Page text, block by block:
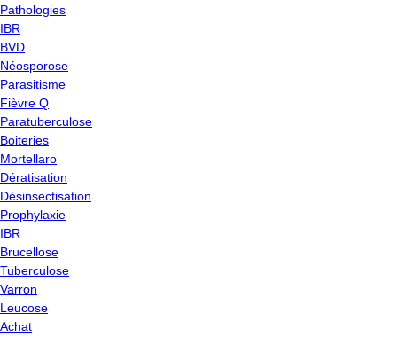
Pathologies
IBR
BVD
Néosporose
Parasitisme
Fièvre Q
Paratuberculose
Boiteries
Mortellaro
Dératisation
Désinsectisation
Prophylaxie
IBR
Brucellose
Tuberculose
Varron
Leucose
Achat